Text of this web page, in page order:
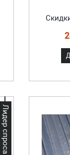
Лидер спроса